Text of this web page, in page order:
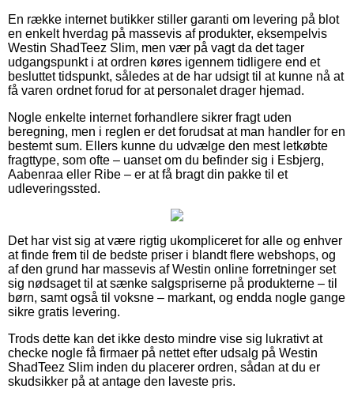
En række internet butikker stiller garanti om levering på blot
en enkelt hverdag på massevis af produkter, eksempelvis
Westin ShadTeez Slim, men vær på vagt da det tager
udgangspunkt i at ordren køres igennem tidligere end et
besluttet tidspunkt, således at de har udsigt til at kunne nå at
få varen ordnet forud for at personalet drager hjemad.
Nogle enkelte internet forhandlere sikrer fragt uden
beregning, men i reglen er det forudsat at man handler for en
bestemt sum. Ellers kunne du udvælge den mest letkøbte
fragttype, som ofte – uanset om du befinder sig i Esbjerg,
Aabenraa eller Ribe – er at få bragt din pakke til et
udleveringssted.
Det har vist sig at være rigtig ukompliceret for alle og enhver
at finde frem til de bedste priser i blandt flere webshops, og
af den grund har massevis af Westin online forretninger set
sig nødsaget til at sænke salgspriserne på produkterne – til
børn, samt også til voksne – markant, og endda nogle gange
sikre gratis levering.
Trods dette kan det ikke desto mindre vise sig lukrativt at
checke nogle få firmaer på nettet efter udsalg på Westin
ShadTeez Slim inden du placerer ordren, sådan at du er
skudsikker på at antage den laveste pris.